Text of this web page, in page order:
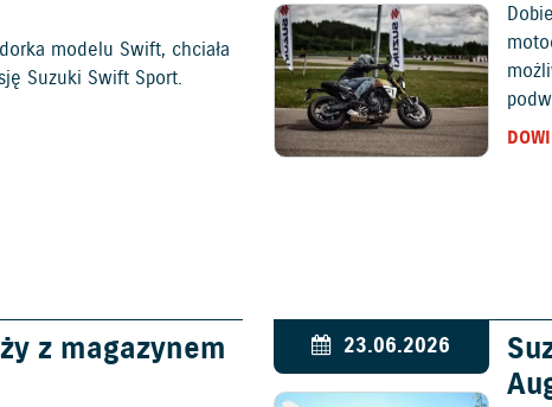
modelu Swift, chciała
Suzuki Swift Sport.
z magazynem
23.06.2026